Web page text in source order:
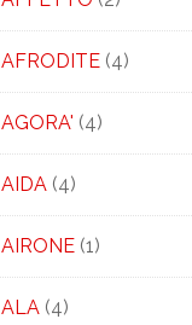
AFRODITE(4)
AGORA' (4)
AIDA(4)
AIRONE(1)
ALA(4)